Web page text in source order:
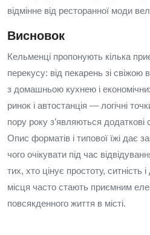
відмінне від ресторанної моди
Висновок
Кельменці пропонують кілька
перекусу: від пекарень зі свіжою
з домашньою кухнею і
ринок і автостанція — логічні
пору року з’являються додаткові
Опис форматів і типової їжі дає
чого очікувати під час
тих, хто цінує простоту, ситність
місця часто стають приємним
повсякденного життя в місті.